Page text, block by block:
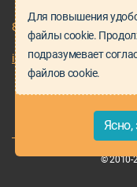
8 495 128 03 64
info@proservice-klimat.ru
© 2010-
Для повышения
файлы cookie.
подразумевает
файлов cookie.